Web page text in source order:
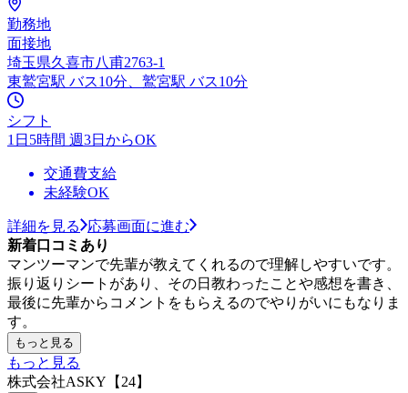
勤務地
面接地
埼玉県久喜市八甫2763-1
東鷲宮駅 バス10分、鷲宮駅 バス10分
シフト
1日5時間 週3日からOK
交通費支給
未経験OK
詳細を見る
応募画面に進む
新着口コミあり
マンツーマンで先輩が教えてくれるので理解しやすいです。
振り返りシートがあり、その日教わったことや感想を書き、
最後に先輩からコメントをもらえるのでやりがいにもなりま
す。
もっと見る
もっと見る
株式会社ASKY【24】